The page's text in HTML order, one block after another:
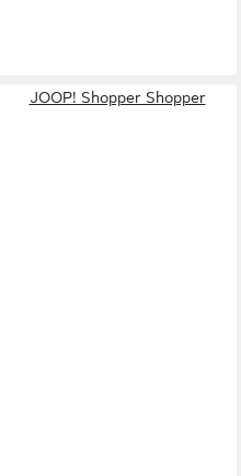
JOOP! Shopper Shopper